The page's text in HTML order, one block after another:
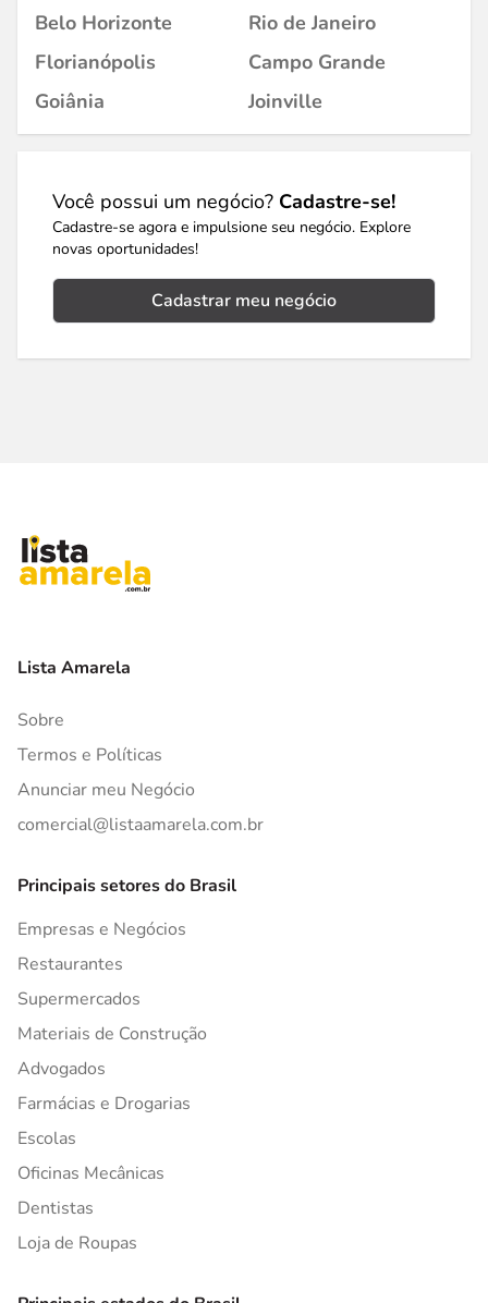
Belo Horizonte
Rio de Janeiro
Florianópolis
Campo Grande
Goiânia
Joinville
Você possui um negócio? Cadastre-se!
Cadastre-se agora e impulsione seu negócio. Explore
novas oportunidades!
Cadastrar meu negócio
Lista Amarela
Sobre
Termos e Políticas
Anunciar meu Negócio
comercial@listaamarela.com.br
Principais setores do Brasil
Empresas e Negócios
Restaurantes
Supermercados
Materiais de Construção
Advogados
Farmácias e Drogarias
Escolas
Oficinas Mecânicas
Dentistas
Loja de Roupas